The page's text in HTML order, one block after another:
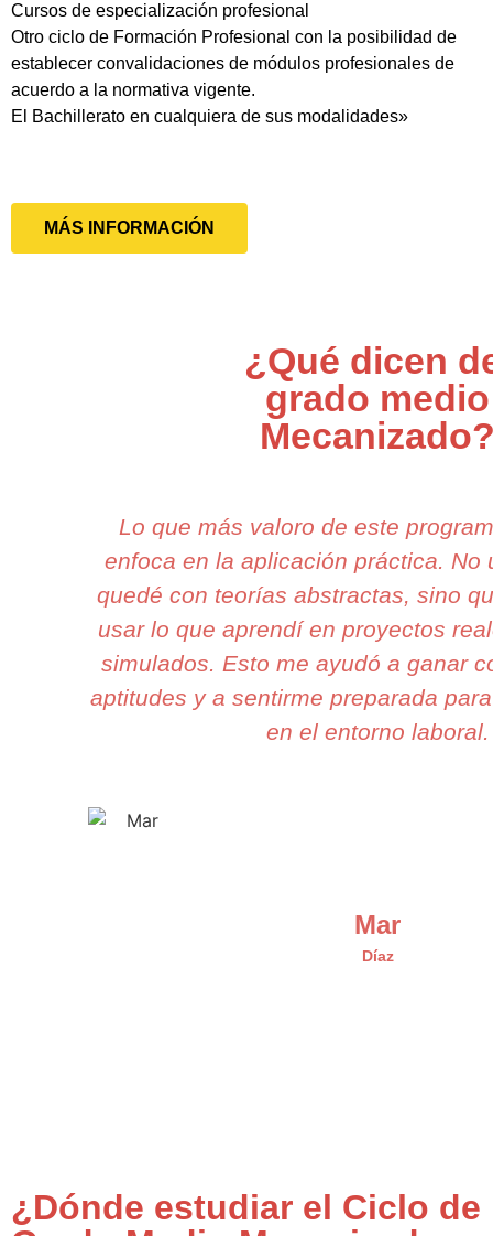
Cursos de especialización profesional
Otro ciclo de Formación Profesional con la posibilidad de
establecer convalidaciones de módulos profesionales de
acuerdo a la normativa vigente.
El Bachillerato en cualquiera de sus modalidades»
MÁS INFORMACIÓN
¿Qué dicen
grado medio
Lo que más valoro de este
enfoca en la aplicación práctica. No
quedé con teorías abstractas, sino
usar lo que aprendí en proyectos
simulados. Esto me ayudó a ganar
aptitudes y a sentirme preparada
en el entorno laboral.
Mar
Díaz
¿Dónde estudiar el Ciclo de